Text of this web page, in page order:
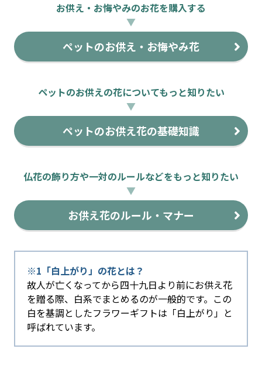
お供え・お悔やみのお花を購入する
▼
ペットのお供え・お悔やみ花
ペットのお供えの花についてもっと知りたい
▼
ペットのお供え花の基礎知識
仏花の飾り方や一対のルールなどをもっと知りたい
▼
お供え花のルール・マナー
※1「白上がり」の花とは？
故人が亡くなってから四十九日より前にお供え花
を贈る際、白系でまとめるのが一般的です。この
白を基調としたフラワーギフトは「白上がり」と
呼ばれています。